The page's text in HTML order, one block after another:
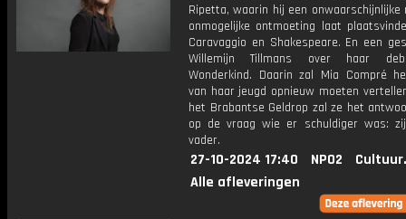
Ripetta, waarin hij een
onmogelijke ontmoeting laat
Caravaggio en Shakespeare. En een
Willemijn Tillmans over haar
Wonderkind. Daarin zal Mia Compré
van haar jeugd opnieuw moeten
het Brabantse Geldrop zal ze het
op de vraag wie er schuldiger was:
vader.
27-10-2024 17:40 NPO2
Alle afleveringen